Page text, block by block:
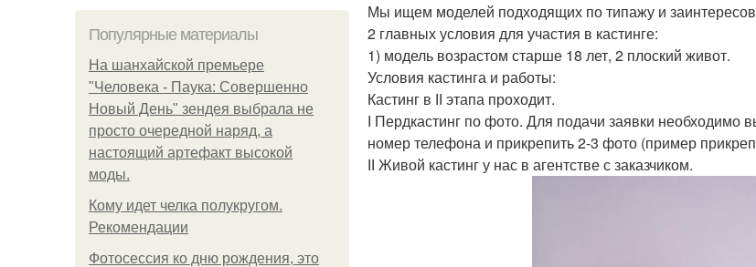
Популярные материалы
На шанхайской премьере
"Человека - Паука: Совершенно
Новый День" зендея выбрала не
просто очередной наряд, а
настоящий артефакт высокой
моды.
Кому идет челка полукругом.
Рекомендации
Фотосессия ко дню рождения, это
Мы ищем моделей подходящих по типажу и
2 главных условия для участия в кастинге:
1) модель возрастом старше 18 лет, 2 плоский живот.
Условия кастинга и работы:
Кастинг в ІІ этапа проходит.
І Пердкастинг по фото. Для подачи заявки
номер телефона и прикрепить 2-3 фото (пример
ІІ Живой кастинг у нас в агентстве с заказчиком.